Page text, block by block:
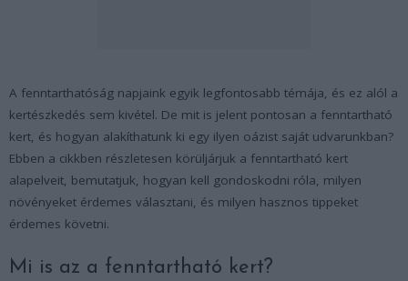
A fenntarthatóság napjaink egyik legfontosabb témája, és ez alól a
kertészkedés sem kivétel. De mit is jelent pontosan a fenntartható
kert, és hogyan alakíthatunk ki egy ilyen oázist saját udvarunkban?
Ebben a cikkben részletesen körüljárjuk a fenntartható kert
alapelveit, bemutatjuk, hogyan kell gondoskodni róla, milyen
növényeket érdemes választani, és milyen hasznos tippeket
érdemes követni.
Mi is az a fenntartható kert?